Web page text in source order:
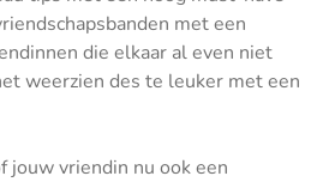
met een
die elkaar al even niet
weerzien des te leuker met een
jouw vriendin nu ook een